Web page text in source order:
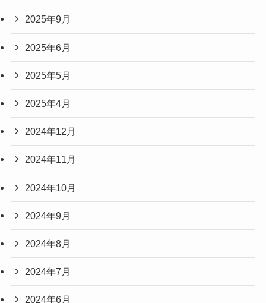
2025年9月
2025年6月
2025年5月
2025年4月
2024年12月
2024年11月
2024年10月
2024年9月
2024年8月
2024年7月
2024年6月